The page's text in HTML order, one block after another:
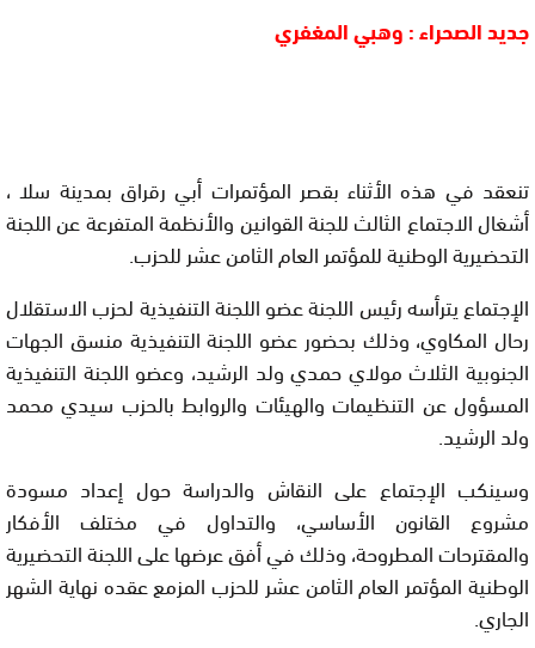
جديد الصحراء : وهبي المغفري
تنعقد في هذه الأثناء بقصر المؤتمرات أبي رقراق بمدينة سلا ،
أشغال الاجتماع الثالث للجنة القوانين والأنظمة المتفرعة عن اللجنة
التحضيرية الوطنية للمؤتمر العام الثامن عشر للحزب.
الإجتماع يترأسه رئيس اللجنة عضو اللجنة التنفيذية لحزب الاستقلال
رحال المكاوي، وذلك بحضور عضو اللجنة التنفيذية منسق الجهات
الجنوبية الثلاث مولاي حمدي ولد الرشيد، وعضو اللجنة التنفيذية
المسؤول عن التنظيمات والهيئات والروابط بالحزب سيدي محمد
ولد الرشيد.
وسينكب الإجتماع على النقاش والدراسة حول إعداد مسودة
مشروع القانون الأساسي، والتداول في مختلف الأفكار
والمقترحات المطروحة، وذلك في أفق عرضها على اللجنة التحضيرية
الوطنية المؤتمر العام الثامن عشر للحزب المزمع عقده نهاية الشهر
الجاري.